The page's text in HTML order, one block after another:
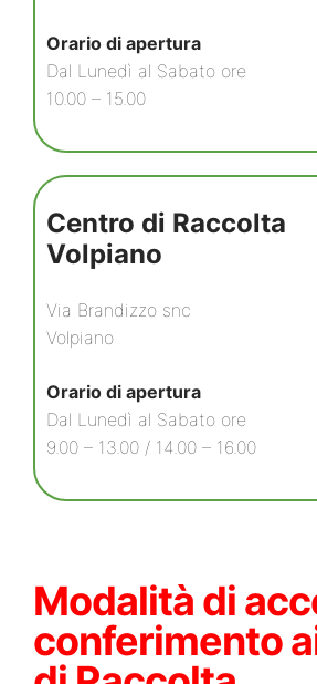
Orario di apertura
Dal Lunedì al Sabato ore
10.00 – 15.00
Centro di Raccolta
Volpiano
Via Brandizzo snc
Volpiano
Orario di apertura
Dal Lunedì al Sabato ore
9.00 – 13.00 / 14.00 – 16.00
Modalità di
conferimento